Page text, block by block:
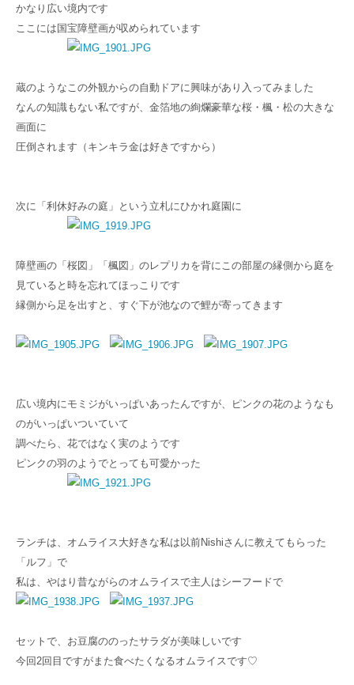
かなり広い境内です
ここには国宝障壁画が収められています
蔵のようなこの外観からの自動ドアに興味があり入ってみました
なんの知識もない私ですが、金箔地の絢爛豪華な桜・楓・松の大きな
画面に
圧倒されます（キンキラ金は好きですから）
次に「利休好みの庭」という立札にひかれ庭園に
障壁画の「桜図」「楓図」のレプリカを背にこの部屋の縁側から庭を
見ていると時を忘れてほっこりです
縁側から足を出すと、すぐ下が池なので鯉が寄ってきます
広い境内にモミジがいっぱいあったんですが、ピンクの花のようなも
のがいっぱいついていて
調べたら、花ではなく実のようです
ピンクの羽のようでとっても可愛かった
ランチは、オムライス大好きな私は以前Nishiさんに教えてもらった
「ルフ」で
私は、やはり昔ながらのオムライスで主人はシーフードで
セットで、お豆腐ののったサラダが美味しいです
今回2回目ですがまた食べたくなるオムライスです♡